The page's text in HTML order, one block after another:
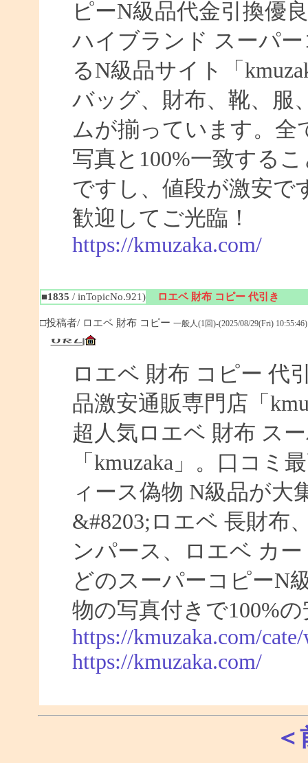
ピーN級品代金引換優
ハイブランド スーパ
るN級品サイト「
バッグ、財布、靴、服
ムが揃っています。全
写真と100%一致する
ですし、値段が激安で
歓迎してご光臨！
https://kmuzaka.com/
■1835 / inTopicNo.921) ロエベ 財布 コピー 代引き
□投稿者/ ロエベ 財布 コピー 一般人(1回)-(2025/08/29(Fri) 10:55:46)
ロエベ 財布 コピー 代
品激安通販専門店「
超人気ロエベ 財布 ス
「kmuzaka」。口コミ
ィース偽物 N級品が大
&#8203;ロエベ 長財布
ンパース、ロエベ カ
どのスーパーコピーN
物の写真付きで100%
https://kmuzaka.com/
https://kmuzaka.com/